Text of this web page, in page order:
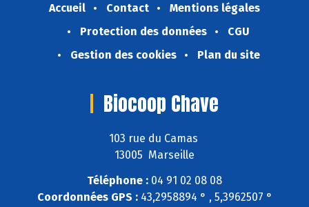
Accueil Contact
Mentions légales
Protection des données
CGU
Gestion des cookies
Plan du site
Biocoop Chave
103 rue du Camas
13005 Marseille
Téléphone : 04 91 02 08 08
Coordonnées GPS :43,2958894 ° , 5,3962507 °